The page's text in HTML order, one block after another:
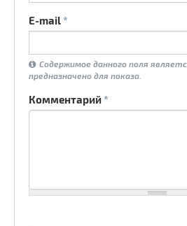
E-mail*
Содержимое данного поля
предназначено для показа.
Комментарий*